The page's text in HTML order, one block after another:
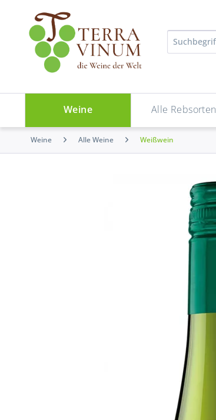
Weine Alle Rebsorten
Weine Alle Weine Weißwein